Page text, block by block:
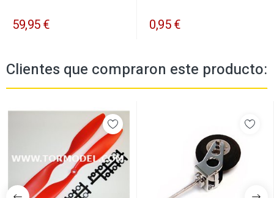
59,95 € 0,95 €
Clientes que compraron este producto: